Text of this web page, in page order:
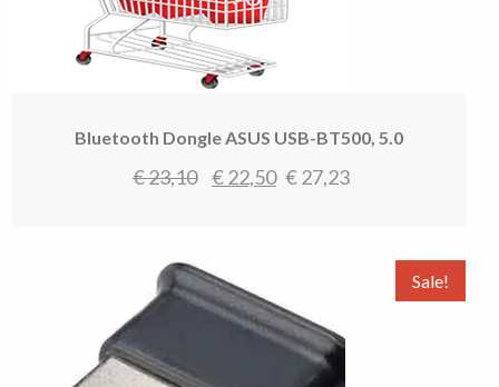
Bluetooth Dongle ASUS USB-BT500, 5.0
€23,10
Oorspronkelijke
€ 23,10.
€ 22,50 Huidige
€ 27,23
Sale!